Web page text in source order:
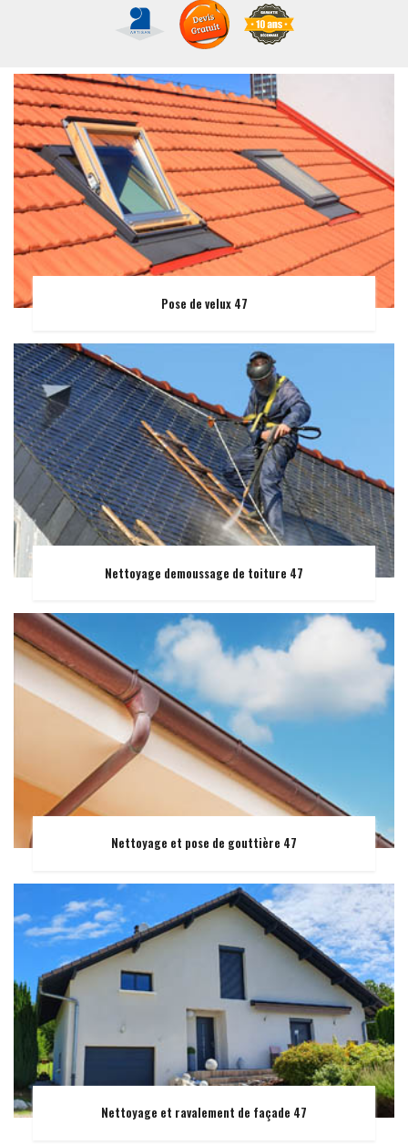
Pose de velux 47
Nettoyage demoussage de toiture 47
Nettoyage et pose de gouttière 47
Nettoyage et ravalement de façade 47